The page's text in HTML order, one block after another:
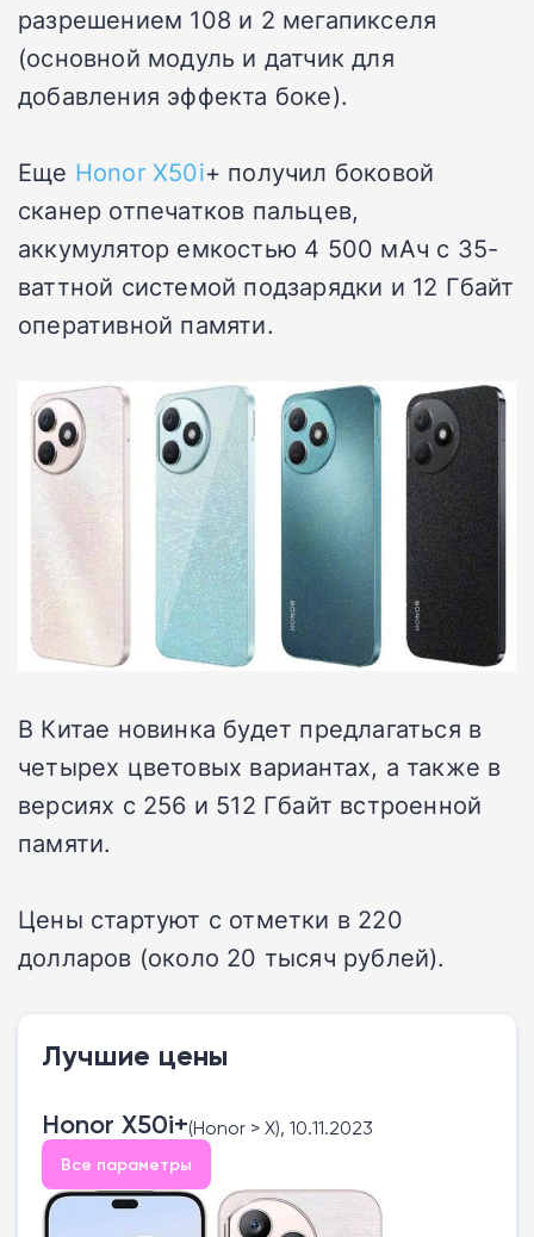
разрешением 108 и 2 мегапикселя
(основной модуль и датчик для
добавления эффекта боке).
Еще Honor X50i+ получил боковой
сканер отпечатков пальцев,
аккумулятор емкостью 4 500 мАч с 35-
ваттной системой подзарядки и 12 Гбайт
оперативной памяти.
В Китае новинка будет предлагаться в
четырех цветовых вариантах, а также в
версиях с 256 и 512 Гбайт встроенной
памяти.
Цены стартуют с отметки в 220
долларов (около 20 тысяч рублей).
Лучшие цены
Honor X50i+(Honor > X), 10.11.2023
Все параметры